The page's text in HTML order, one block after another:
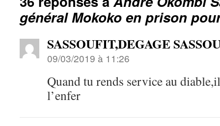
général Mokoko en prison
SASSOUFIT,DEGAGE
09/03/2019 à 11:26
Quand tu rends service au
l’enfer